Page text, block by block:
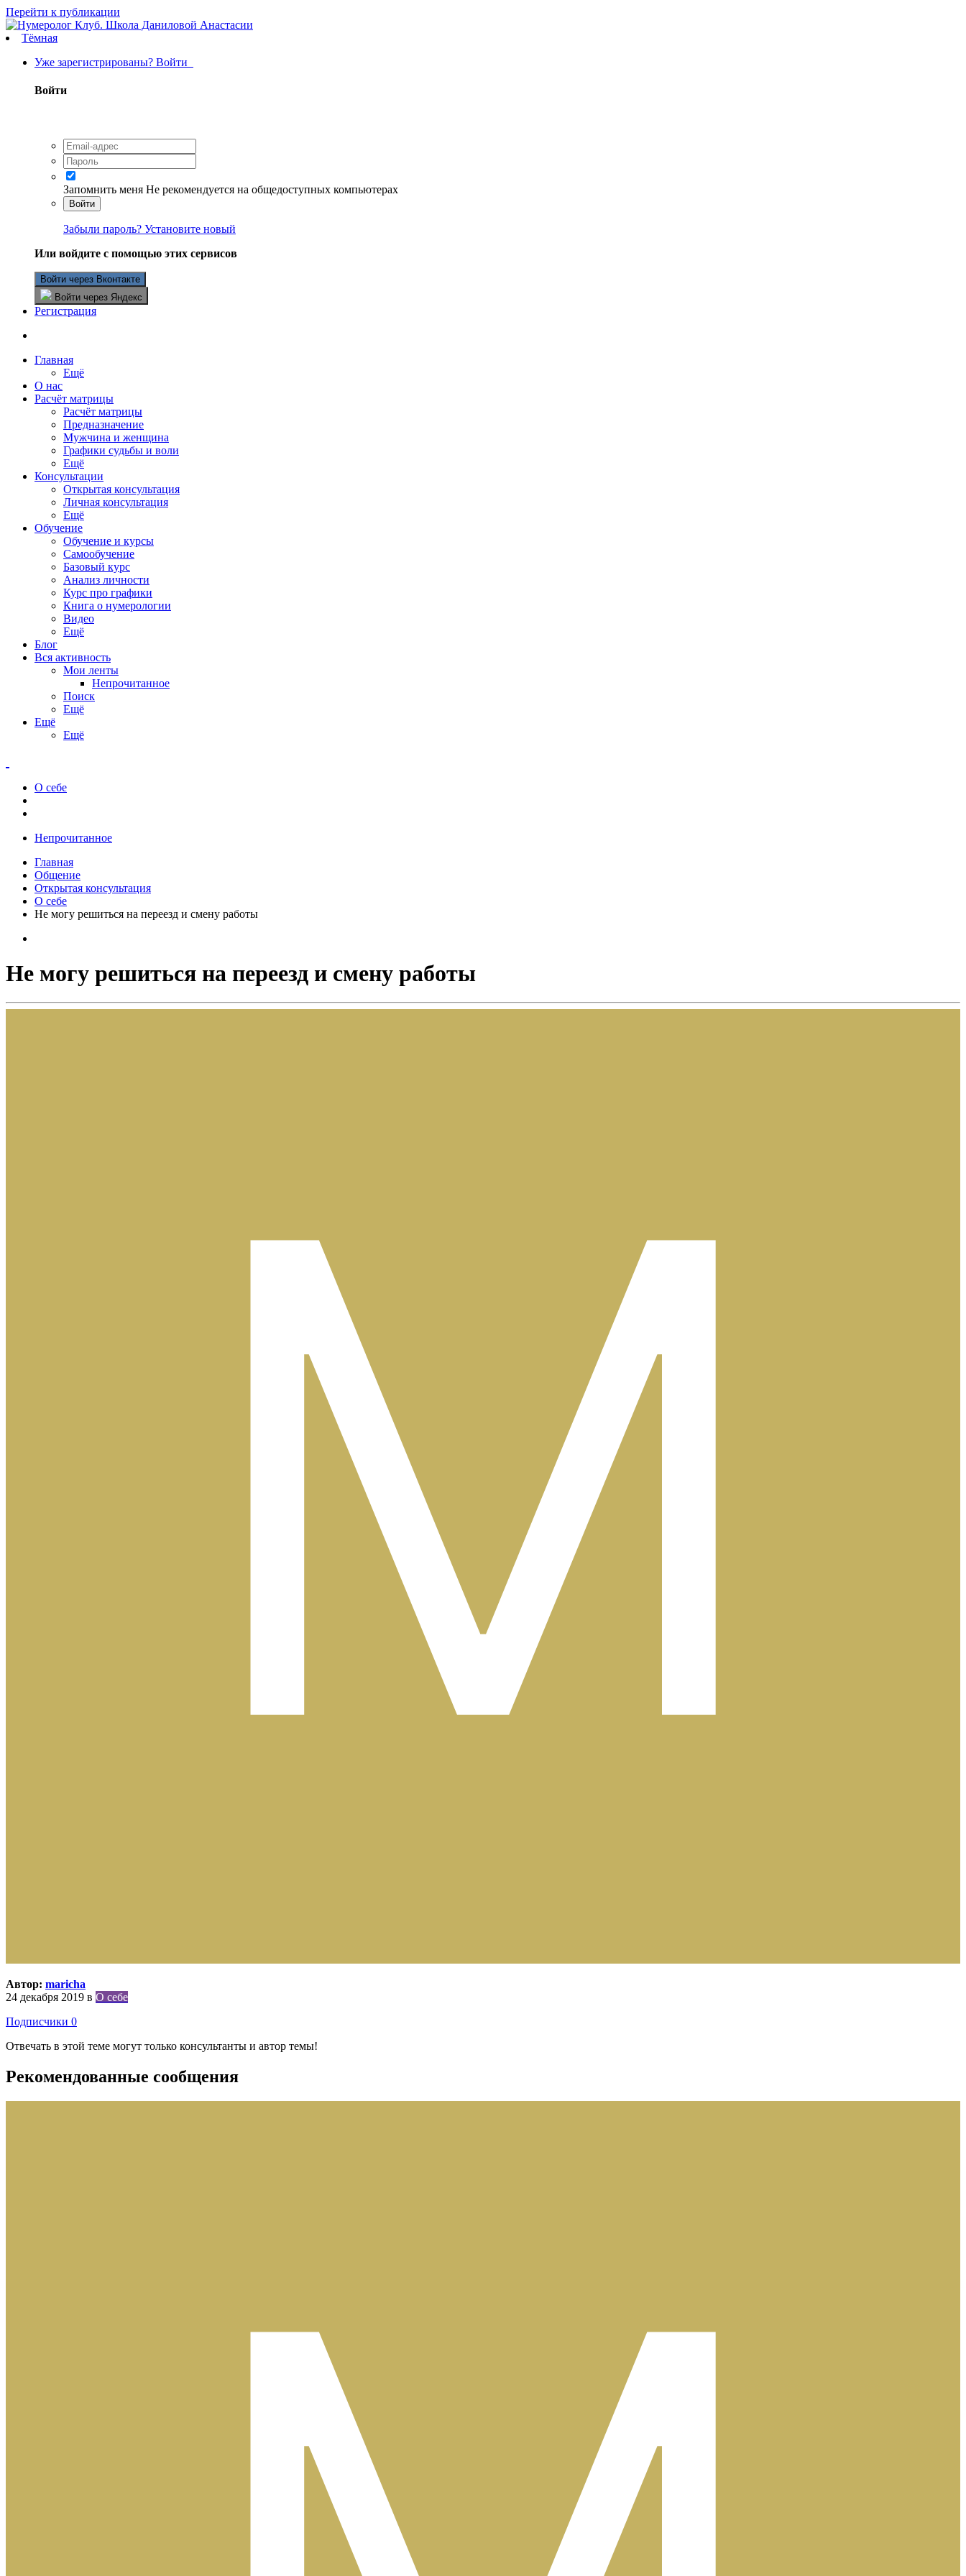
Перейти к публикации
Тёмная
Уже зарегистрированы? Войти
Войти
Запомнить меня Не рекомендуется на общедоступных компьютерах
Войти
Забыли пароль? Установите новый
Или войдите с помощью этих сервисов
Войти через Вконтакте
Войти через Яндекс
Регистрация
Главная
Ещё
О нас
Расчёт матрицы
Расчёт матрицы
Предназначение
Мужчина и женщина
Графики судьбы и воли
Ещё
Консультации
Открытая консультация
Личная консультация
Ещё
Обучение
Обучение и курсы
Самообучение
Базовый курс
Анализ личности
Курс про графики
Книга о нумерологии
Видео
Ещё
Блог
Вся активность
Мои ленты
Непрочитанное
Поиск
Ещё
Ещё
Ещё
О себе
Непрочитанное
Главная
Общение
Открытая консультация
О себе
Не могу решиться на переезд и смену работы
Не могу решиться на переезд и смену работы
Автор: maricha
24 декабря 2019 в О себе
Подписчики 0
Отвечать в этой теме могут только консультанты и автор темы!
Рекомендованные сообщения